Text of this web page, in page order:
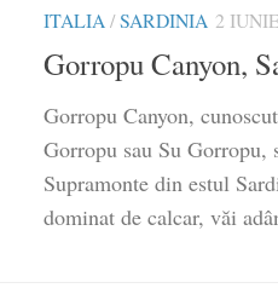
ITALIA /SARDINIA 2
Gorropu Canyon,
Gorropu Canyon,
Gorropu sau Su Gorropu,
Supramonte din estul
dominat de calcar, văi